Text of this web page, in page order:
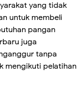
yang tidak
untuk membeli
pangan
juga
tanpa
mengikuti pelatihan